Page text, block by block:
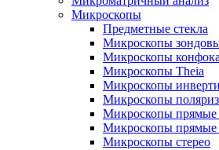
Микроскопы
Предметные стекла
Микроскопы
Микроскопы
Микроскопы Theia
Микроскопы
Микроскопы
Микроскопы прямые
Микроскопы прямые
Микроскопы стерео